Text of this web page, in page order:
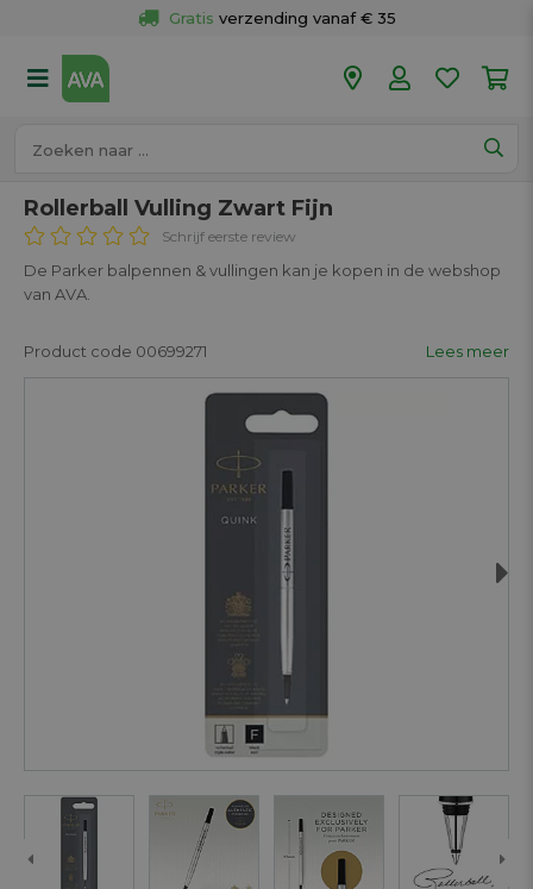
Gratis verzending vanaf € 35
50 winkels
Rollerball Vulling Zwart Fijn
Schrijf eerste review
De Parker balpennen & vullingen kan je kopen in de webshop
van AVA.
Product code 00699271 Lees meer